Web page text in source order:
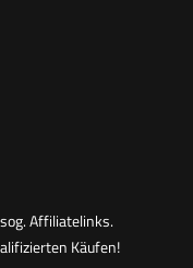
Online-
Affiliatelinks.
Käufen!